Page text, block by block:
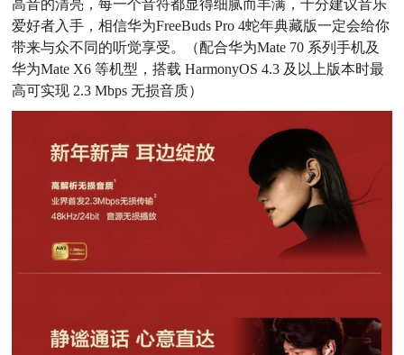
高音的清亮，每一个音符都显得细腻而丰满，十分建议音乐
爱好者入手，相信华为FreeBuds Pro 4蛇年典藏版一定会给你
带来与众不同的听觉享受。（配合华为Mate 70 系列手机及
华为Mate X6 等机型，搭载 HarmonyOS 4.3 及以上版本时最
高可实现 2.3 Mbps 无损音质）